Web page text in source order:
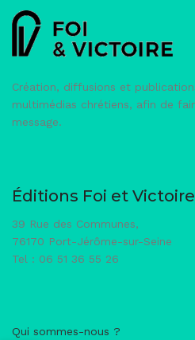
Création, diffusions et
multimédias chrétiens, afin de
message.
Éditions Foi et Victoire
39 Rue des Communes,
76170 Port-Jérôme-sur-Seine
Tel : 06 51 36 55 26
Qui sommes-nous ?